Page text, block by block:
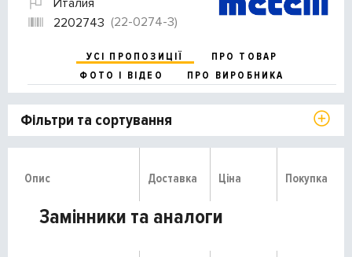
2202743 (22-0274-3)
УСІ ПРОПОЗИЦІЇ
ПРО ТОВАР
ФОТО І ВІДЕО
ПРО ВИРОБНИКА
Фільтри та сортування
Опис Доставка Ціна Покупка
Замінники та аналоги